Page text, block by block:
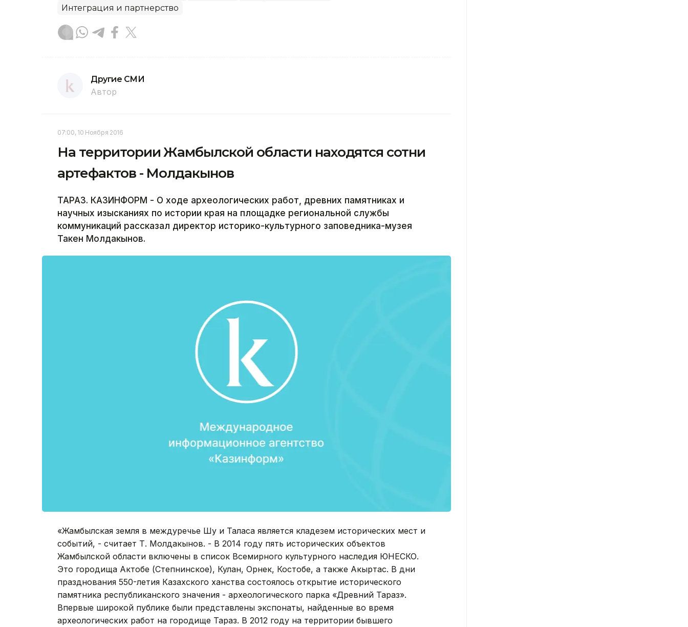
Интеграция и партнерство
Другие СМИ
Автор
07:00, 10 Ноября 2016
На территории Жамбылской области находятся сотни
артефактов - Молдакынов
ТАРАЗ. КАЗИНФОРМ - О ходе археологических работ, древних памятниках и
научных изысканиях по истории края на площадке региональной службы
коммуникаций рассказал директор историко-культурного заповедника-музея
Такен Молдакынов.
«Жамбылская земля в междуречье Шу и Таласа является кладезем исторических мест и
событий, - считает Т. Молдакынов. - В 2014 году пять исторических объектов
Жамбылской области включены в список Всемирного культурного наследия ЮНЕСКО.
Это городища Актобе (Степнинское), Кулан, Орнек, Костобе, а также Акыртас. В дни
празднования 550-летия Казахского ханства состоялось открытие исторического
памятника республиканского значения - археологического парка «Древний Тараз».
Впервые широкой публике были представлены экспонаты, найденные во время
археологических работ на городище Тараз. В 2012 году на территории бывшего